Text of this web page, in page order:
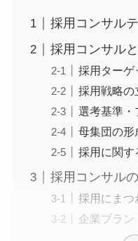
採用コンサル
採用コンサル
採用ターゲ
採用戦略の
選考基準・
母集団の形
採用に関す
採用コンサル
採用にまつ
企業ブラン